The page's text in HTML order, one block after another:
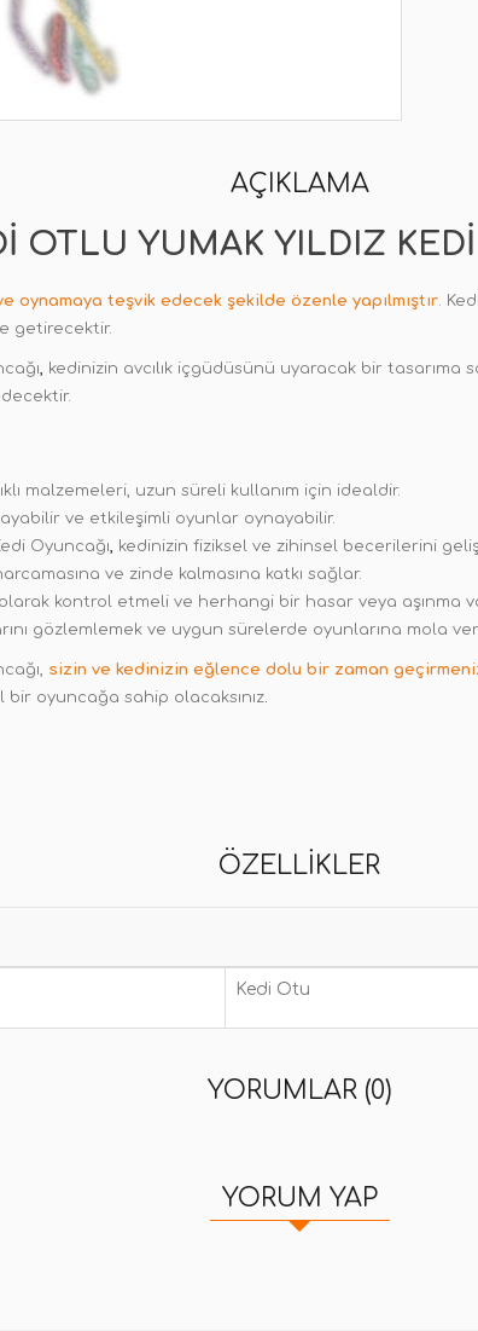
AÇIKLAMA
OTLU YUMAK YILDIZ
oynamaya teşvik edecek şekilde özenle yapılmıştır.
getirecektir.
, kedinizin avcılık içgüdüsünü uyaracak bir tasarıma
malzemeleri, uzun süreli kullanım için idealdir.
ve etkileşimli oyunlar oynayabilir.
Oyuncağı, kedinizin fiziksel ve zihinsel becerilerini
ve zinde kalmasına katkı sağlar.
kontrol etmeli ve herhangi bir hasar veya aşınma
gözlemlemek ve uygun sürelerde oyunlarına mola
sizin ve kedinizin eğlence dolu bir zaman
oyuncağa sahip olacaksınız.
ÖZELLIKLER
Kedi Otu
YORUMLAR (0)
YORUM YAP